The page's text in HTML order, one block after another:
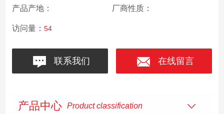
产品产地： 厂商性质：
访问量： 54
联系我们 在线留言
产品中心 Product classification